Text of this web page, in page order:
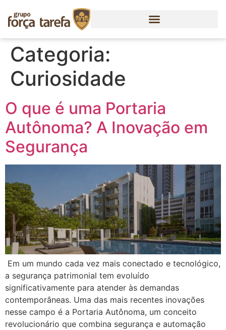
Categoria:
Curiosidade
O que é uma Portaria
Autônoma? A Inovação em
Segurança
Em um mundo cada vez mais conectado e tecnológico,
a segurança patrimonial tem evoluído
significativamente para atender às demandas
contemporâneas. Uma das mais recentes inovações
nesse campo é a Portaria Autônoma, um conceito
revolucionário que combina segurança e automação